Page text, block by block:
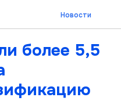
Новости
более 5,5